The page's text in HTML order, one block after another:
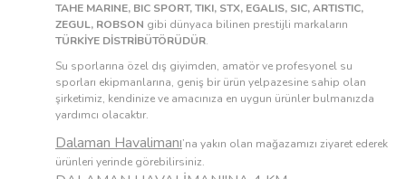
TAHE MARINE, BIC SPORT, TIKI, STX, EGALIS, SIC, ARTISTIC,
ZEGUL, ROBSON gibi dünyaca bilinen prestijli markaların
TÜRKİYE DİSTRİBÜTÖRÜDÜR.
Su sporlarına özel dış giyimden, amatör ve profesyonel su
sporları ekipmanlarına, geniş bir ürün yelpazesine sahip olan
şirketimiz, kendinize ve amacınıza en uygun ürünler bulmanızda
yardımcı olacaktır.
Dalaman Havalimanı’na yakın olan mağazamızı ziyaret ederek
ürünleri yerinde görebilirsiniz.